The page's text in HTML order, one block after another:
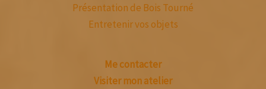
Présentation de Bois Tourné
Entretenir vos objets
Me contacter
Visiter mon atelier